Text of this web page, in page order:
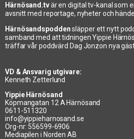
2023-05-18
Härnösand.tvär en digital tv-kanal som
avsnitt med reportage, nyheter och
Härnösandspoddensläpper ett nytt
samband med att tidningen Yippie
träffar vår poddvärd Dag Jonzon nya
VD & Ansvarig utgivare:
Kenneth Zetterlund
Yippie Härnösand
Köpmangatan 12 A Härnösand
0611-511320
info@yippieharnosand.se
Org-nr: 556599-6906
Mediapilen i Norden AB